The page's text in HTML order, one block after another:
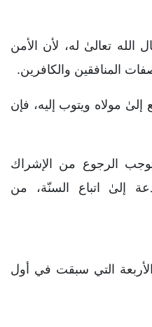
الله تعالىٰ له، لأن الأمن
المنافقين والكافرين.
إلىٰ مولاه ويتوب إليه، فإن
الرجوع من الإشراك
إلىٰ اتباع السنّة، من
التي سبقت في أول